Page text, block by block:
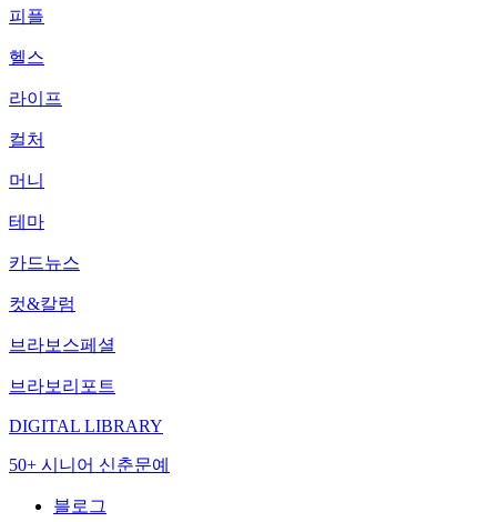
피플
헬스
라이프
컬처
머니
테마
카드뉴스
컷&칼럼
브라보스페셜
브라보리포트
DIGITAL LIBRARY
50+ 시니어 신춘문예
블로그